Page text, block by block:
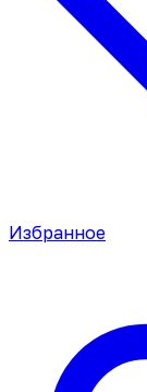
Избранное